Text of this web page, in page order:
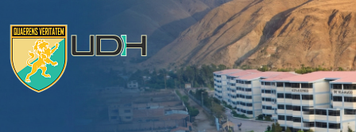
Cadena de distribución en la